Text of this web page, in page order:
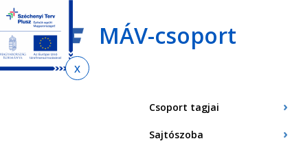
Ugrás
az
almenühöz
Ugrás
tartalomra
Ugrás
az
oldaltérképre
MÁV-csoport
Csoport tagjai
Sajtószoba